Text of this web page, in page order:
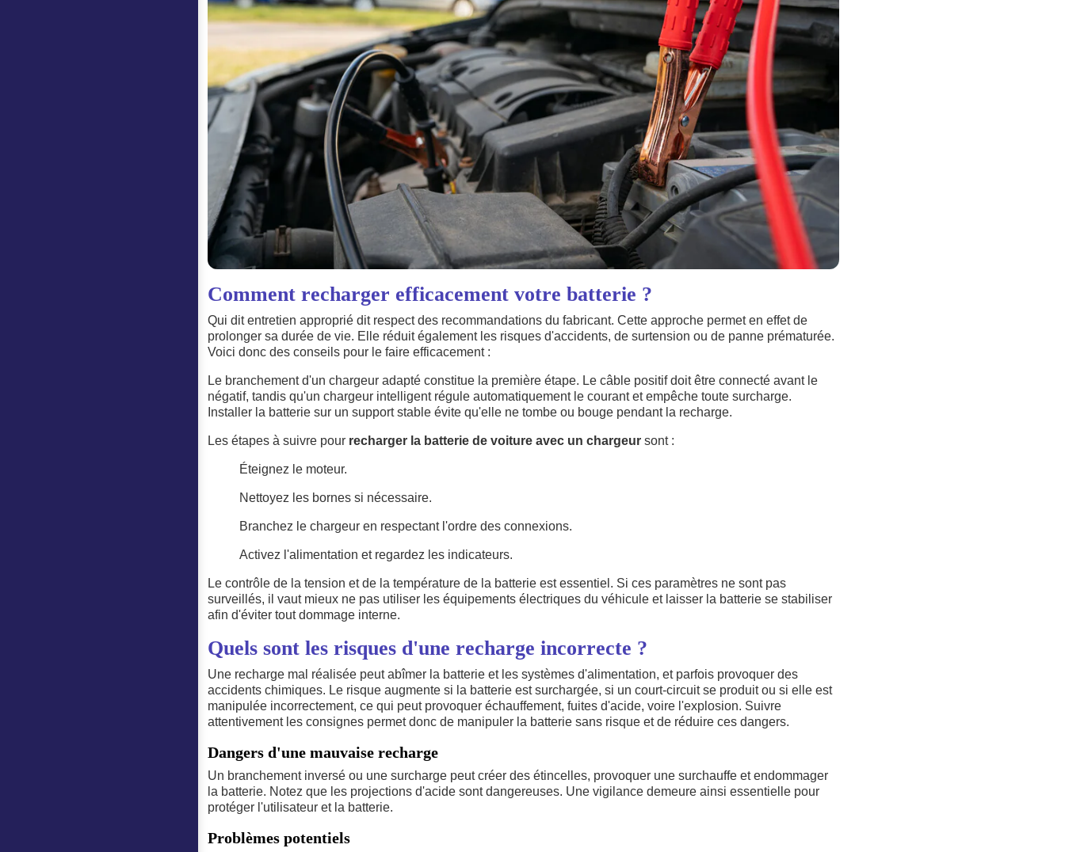
Comment recharger efficacement votre batterie ?
Qui dit entretien approprié dit respect des recommandations du fabricant. Cette approche permet en effet de
prolonger sa durée de vie. Elle réduit également les risques d'accidents, de surtension ou de panne prématurée.
Voici donc des conseils pour le faire efficacement :
Le branchement d'un chargeur adapté constitue la première étape. Le câble positif doit être connecté avant le
négatif, tandis qu'un chargeur intelligent régule automatiquement le courant et empêche toute surcharge.
Installer la batterie sur un support stable évite qu'elle ne tombe ou bouge pendant la recharge.
Les étapes à suivre pour recharger la batterie de voiture avec un chargeur sont :
Éteignez le moteur.
Nettoyez les bornes si nécessaire.
Branchez le chargeur en respectant l'ordre des connexions.
Activez l'alimentation et regardez les indicateurs.
Le contrôle de la tension et de la température de la batterie est essentiel. Si ces paramètres ne sont pas
surveillés, il vaut mieux ne pas utiliser les équipements électriques du véhicule et laisser la batterie se stabiliser
afin d'éviter tout dommage interne.
Quels sont les risques d'une recharge incorrecte ?
Une recharge mal réalisée peut abîmer la batterie et les systèmes d'alimentation, et parfois provoquer des
accidents chimiques. Le risque augmente si la batterie est surchargée, si un court-circuit se produit ou si elle est
manipulée incorrectement, ce qui peut provoquer échauffement, fuites d'acide, voire l'explosion. Suivre
attentivement les consignes permet donc de manipuler la batterie sans risque et de réduire ces dangers.
Dangers d'une mauvaise recharge
Un branchement inversé ou une surcharge peut créer des étincelles, provoquer une surchauffe et endommager
la batterie. Notez que les projections d'acide sont dangereuses. Une vigilance demeure ainsi essentielle pour
protéger l'utilisateur et la batterie.
Problèmes potentiels